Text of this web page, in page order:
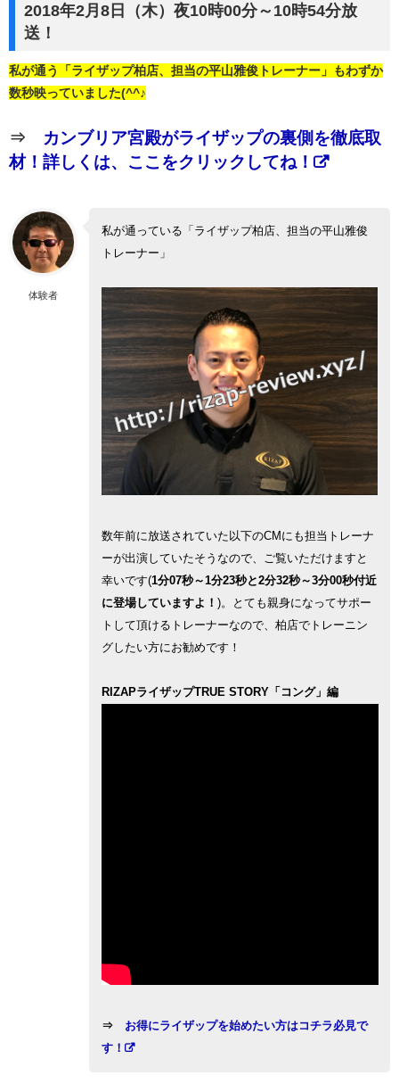
2018年2月8日（木）夜10時00分～10時54分放
送！
私が通う「ライザップ柏店、担当の平山雅俊トレーナー」もわずか
数秒映っていました(^^♪
⇒ カンブリア宮殿がライザップの裏側を徹底取
材！詳しくは、ここをクリックしてね！
体験者
私が通っている「ライザップ柏店、担当の平山雅俊
トレーナー」
数年前に放送されていた以下のCMにも担当トレーナ
ーが出演していたそうなので、ご覧いただけますと
幸いです(1分07秒～1分23秒と2分32秒～3分00秒付近
に登場していますよ！ )。とても親身になってサポー
トして頂けるトレーナーなので、柏店でトレーニン
グしたい方にお勧めです！
RIZAPライザップTRUE STORY「コング」編
⇒
お得にライザップを始めたい方はコチラ必見で
す！